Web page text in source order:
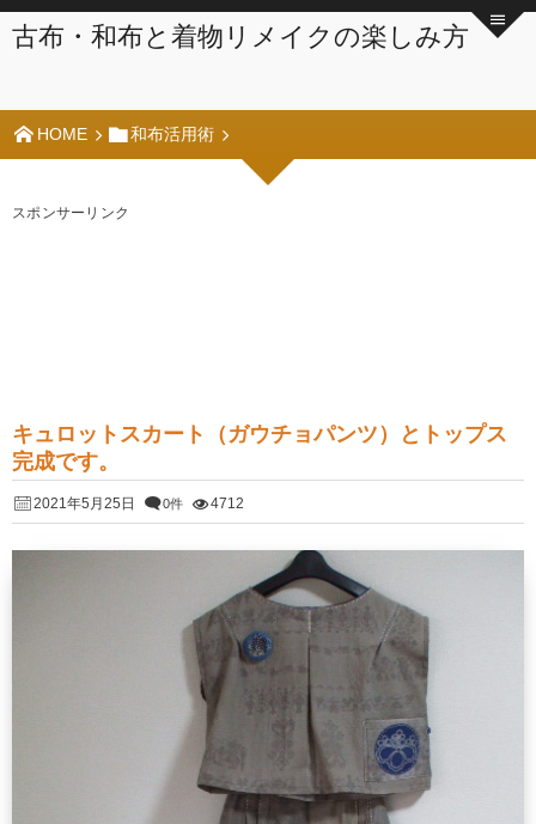
古布・和布と着物リメイクの楽しみ方
HOME 和布活用術
スポンサーリンク
キュロットスカート（ガウチョパンツ）とトップス
完成です。
2021年5月25日 0件 4712